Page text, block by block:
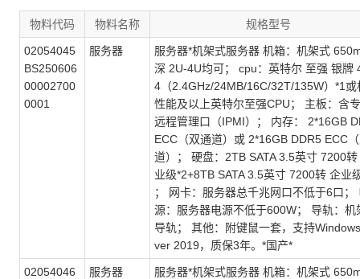
物料代码 物料名称 规格型号
02054045
BS250606
00002700
0001
服务器
服务器*机架式服务器 机箱：机架式
深 2U-4U均可； cpu：英特尔 至强 银牌
4（2.4GHz/24MB/16C/32T/135W）*1或
性能及以上英特尔至强CPU； 主板：含
远程管理口（IPMI）； 内存： 2*16GB
ECC（双通道）或 2*16GB DDR5 ECC
道）； 硬盘：2TB SATA 3.5英寸 7200转
业级*2+8TB SATA 3.5英寸 7200转 企业
； 网卡：服务器总千兆网口不低于6口；
源：服务器电源不低于600W； 导轨：机
导轨； 其他：附键鼠一套，支持
ver 2019，质保3年。*国产*
02054046
服务器
服务器*机架式服务器 机箱：机架式